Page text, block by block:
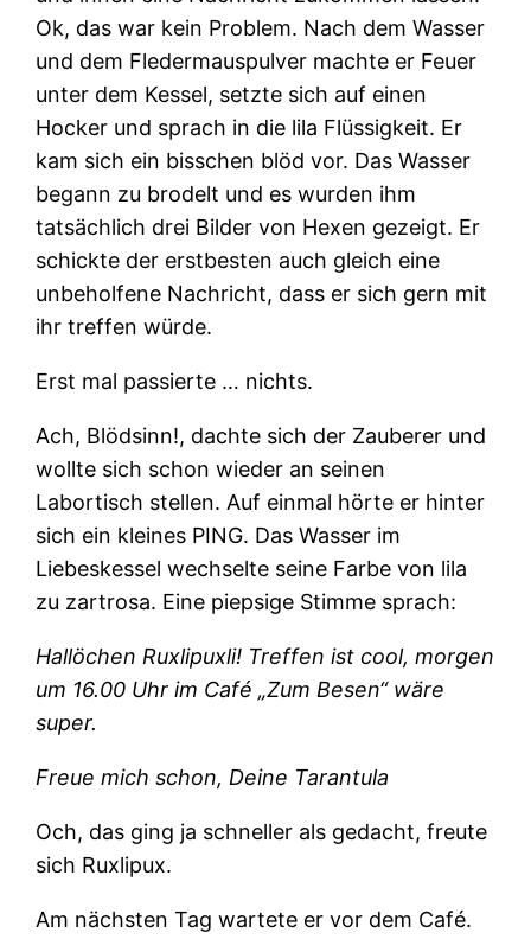
Ok, das war kein Problem. Nach dem Wasser
und dem Fledermauspulver machte er Feuer
unter dem Kessel, setzte sich auf einen
Hocker und sprach in die lila Flüssigkeit. Er
kam sich ein bisschen blöd vor. Das Wasser
begann zu brodelt und es wurden ihm
tatsächlich drei Bilder von Hexen gezeigt. Er
schickte der erstbesten auch gleich eine
unbeholfene Nachricht, dass er sich gern mit
ihr treffen würde.
Erst mal passierte … nichts.
Ach, Blödsinn!, dachte sich der Zauberer und
wollte sich schon wieder an seinen
Labortisch stellen. Auf einmal hörte er hinter
sich ein kleines PING. Das Wasser im
Liebeskessel wechselte seine Farbe von lila
zu zartrosa. Eine piepsige Stimme sprach:
Hallöchen Ruxlipuxli! Treffen ist cool, morgen
um 16.00 Uhr im Café „Zum Besen“ wäre
super.
Freue mich schon, Deine Tarantula
Och, das ging ja schneller als gedacht, freute
sich Ruxlipux.
Am nächsten Tag wartete er vor dem Café.